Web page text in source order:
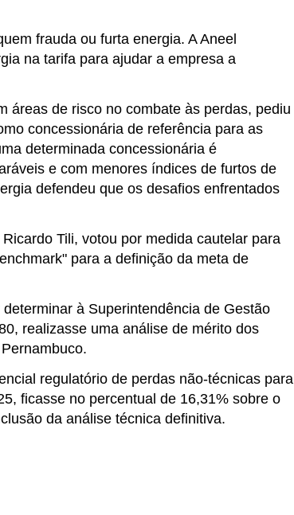
frauda ou furta energia. A Aneel
na tarifa para ajudar a empresa a
áreas de risco no combate às perdas, pediu
concessionária de referência para as
determinada concessionária é
e com menores índices de furtos de
defendeu que os desafios enfrentados
Tili, votou por medida cautelar para
para a definição da meta de
à Superintendência de Gestão
realizasse uma análise de mérito dos
regulatório de perdas não-técnicas para
ficasse no percentual de 16,31% sobre o
da análise técnica definitiva.